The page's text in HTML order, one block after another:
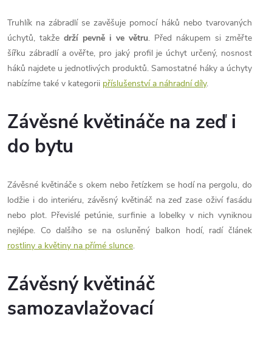
c
í
p
v
k
y
v
ý
p
i
s
u
v
á
n
í
Truhlík na zábradlí se zavěšuje pomocí háků nebo tvarovaných
úchytů, takže drží pevně i ve větru. Před nákupem si změřte
šířku zábradlí a ověřte, pro jaký profil je úchyt určený, nosnost
háků najdete u jednotlivých produktů. Samostatné háky a úchyty
nabízíme také v kategorii příslušenství a náhradní díly.
Závěsné květináče na zeď i
do bytu
Závěsné květináče s okem nebo řetízkem se hodí na pergolu, do
lodžie i do interiéru, závěsný květináč na zeď zase oživí fasádu
nebo plot. Převislé petúnie, surfinie a lobelky v nich vyniknou
nejlépe. Co dalšího se na osluněný balkon hodí, radí článek
rostliny a květiny na přímé slunce.
Závěsný květináč
samozavlažovací